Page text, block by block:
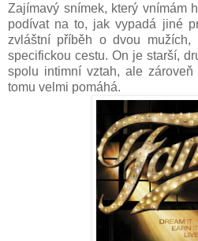
Zajímavý snímek, který vnímám
podívat na to, jak vypadá jiné
zvláštní příběh o dvou
specifickou cestu. On je starší,
spolu intimní vztah, ale
tomu velmi pomáhá.